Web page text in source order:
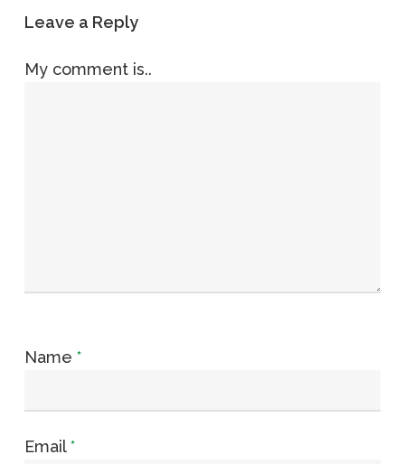
Leave a Reply
My comment is..
Name *
Email*